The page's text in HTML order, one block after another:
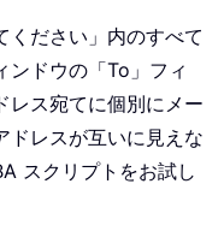
ください」内のすべて
ンドウの「To」フィ
レス宛てに個別にメー
ドレスが互いに見えな
スクリプトをお試し